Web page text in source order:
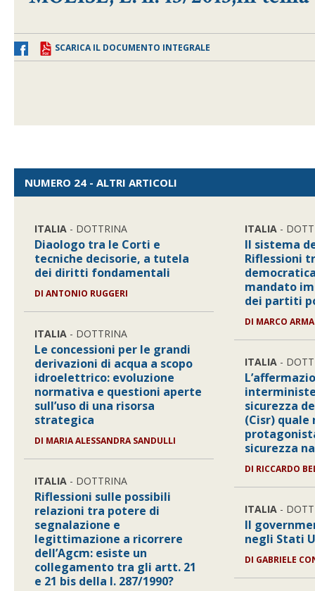
SCARICA IL DOCUMENTO INTEGRALE
NUMERO 24 - ALTRI ARTICOLI
ITALIA - DOTTRINA
Diaologo tra le Corti e
tecniche decisorie, a tutela
dei diritti fondamentali
DI ANTONIO RUGGERI
ITALIA - DOTTRINA
Le concessioni per le grandi
derivazioni di acqua a scopo
idroelettrico: evoluzione
normativa e questioni aperte
sull’uso di una risorsa
strategica
DI MARIA ALESSANDRA SANDULLI
ITALIA - DOTTRINA
Riflessioni sulle possibili
relazioni tra potere di
segnalazione e
legittimazione a ricorrere
dell’Agcm: esiste un
collegamento tra gli artt. 21
e 21 bis della l. 287/1990?
ITALIA -
Il sistema
Riflessioni
mandato
dei partiti
DI MARCO
ITALIA -
sicurezza
(Cisr) quale
sicurezza
DI RICCARDO
ITALIA -
Il
negli Stati
DI GABRIELE